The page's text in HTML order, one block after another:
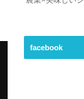
facebook